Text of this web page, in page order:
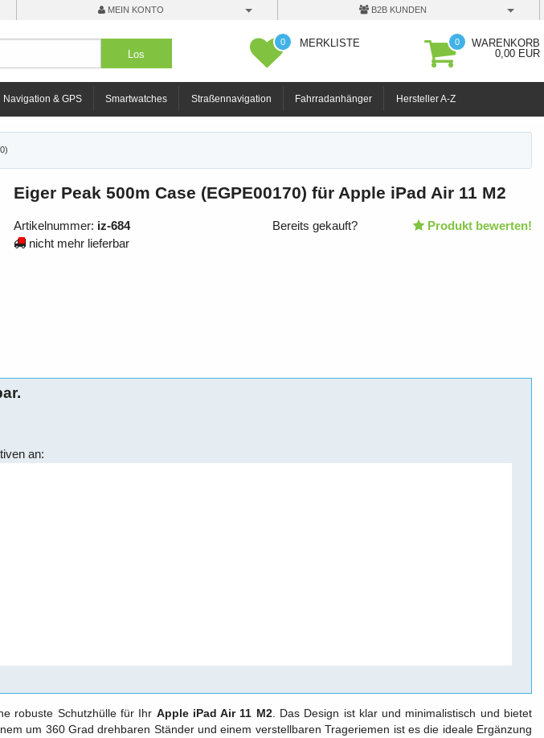
MEIN KONTO B2B KUNDEN
0 MERKLISTE 0
WARENKORB
0,00 EUR
Navigation & GPS Smartwatches Straßennavigation Fahrradanhänger Hersteller A-Z
Eiger Peak 500m Case (EGPE00170) für Apple iPad Air 11 M2
Artikelnummer: iz-684
nicht mehr lieferbar
Bereits gekauft? Produkt bewerten!
an:
robuste Schutzhülle für Ihr Apple iPad Air 11 M2. Das Design ist klar und minimalistisch und bietet
um 360 Grad drehbaren Ständer und einem verstellbaren Trageriemen ist es die ideale Ergänzung